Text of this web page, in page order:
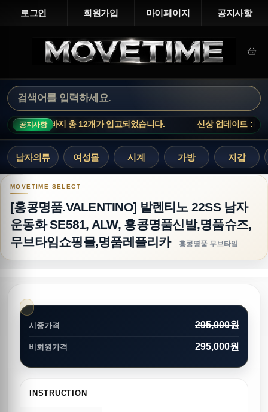
로그인 회원가입 마이페이지 공지사항
공지사항
아가 청바지 총 12개가 입고되었습니다. 신상 업데이트 : 루이
남자의류 여성몰 시계 가방 지갑
[홍콩명품.VALENTINO] 발렌티노 22SS 남자 운
[홍콩명품.VALENTINO] 발렌티노 22SS 남자
운동화 SE581, ALW, 홍콩명품신발,명품슈즈,
무브타임쇼핑몰,명품레플리카
홍콩명품 무브타임
시중가격 295,000원
비회원가격 295,000원
INSTRUCTION